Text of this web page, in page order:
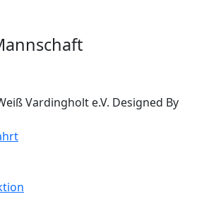
Vardingholt e.V. Designed By